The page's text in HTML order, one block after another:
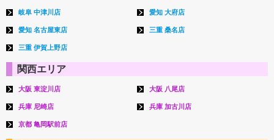
岐阜 中津川店 愛知 大府店
愛知 名古屋東店 三重 桑名店
三重 伊賀上野店
関西エリア
大阪 東淀川店 大阪 八尾店
兵庫 尼崎店 兵庫 加古川店
京都 亀岡駅前店